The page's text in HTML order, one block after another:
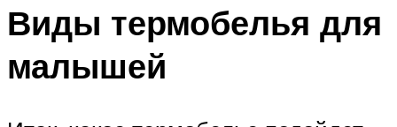
Виды термобелья для
малышей